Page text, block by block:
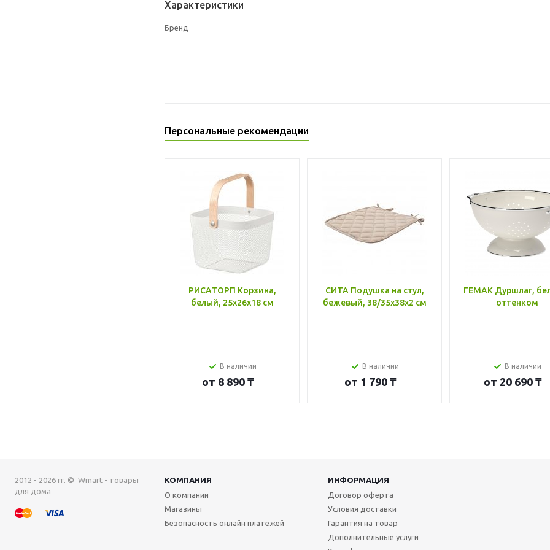
Характеристики
Бренд
Персональные рекомендации
РИСАТОРП Корзина,
белый, 25x26x18 см
В наличии
от 8 890 ₸
СИТА Подушка на стул,
бежевый, 38/35x38x2 см
В наличии
от 1 790 ₸
ГЕМАК Дуршлаг,
оттенком
В наличии
от 20 690 ₸
2012 - 2026 гг. © Wmart - товары
для дома
КОМПАНИЯ
ИНФОРМАЦИЯ
О компании
Магазины
Безопасность онлайн платежей
Договор оферта
Условия доставки
Гарантия на товар
Дополнительные услуги